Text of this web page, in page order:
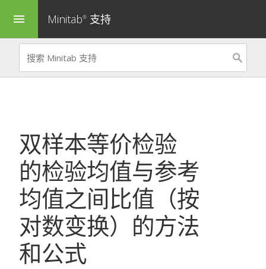
menu Minitab® 支持
双样本等价检验
的检验均值与参考
均值之间比值（按
对数变换） 的方法
和公式